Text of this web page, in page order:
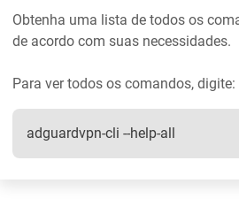
Obtenha uma lista de todos os
de acordo com suas necessidades.
Para ver todos os comandos, digite:
adguardvpn-cli --help-all